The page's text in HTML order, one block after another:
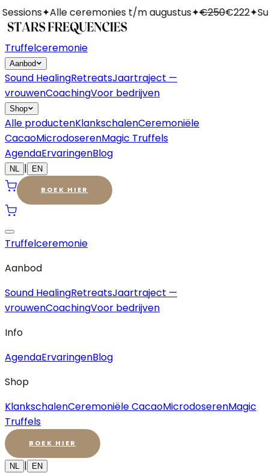
✦Alle ceremonies t/m augustus✦€250€222✦
Truffelceremonie
Aanbod
Sound HealingRetreatsJaartraject —
vrouwenCoachingVoor bedrijven
Shop
Alle productenKlankschalenCeremoniële
CacaoMicrodoserenMagic Truffels
AgendaErvaringenBlog
NL | EN
BOEK HIER
Truffelceremonie
Aanbod
Sound HealingRetreatsJaartraject —
vrouwenCoachingVoor bedrijven
Info
AgendaErvaringenBlog
Shop
KlankschalenCeremoniële CacaoMicrodoserenMagic
Truffels
BOEK HIER
NL | EN